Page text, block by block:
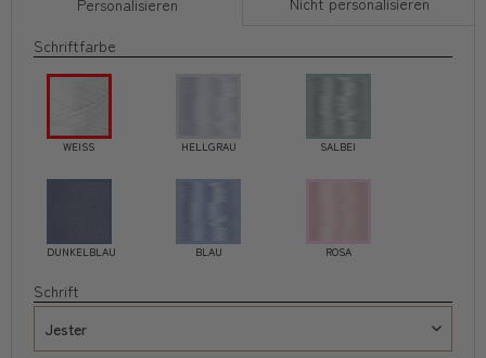
Personalisieren
Schriftfarbe
WEISS HELLGRAU SALBEI
DUNKELBLAU BLAU ROSA
Schrift